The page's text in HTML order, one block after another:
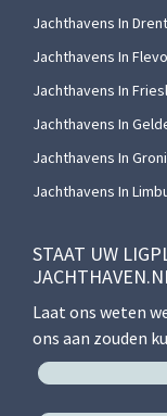
Jachthavens In
Jachthavens In
Jachthavens In
Jachthavens In
Jachthavens In
Jachthavens In
STAAT UW
Laat ons weten
ons aan zouden